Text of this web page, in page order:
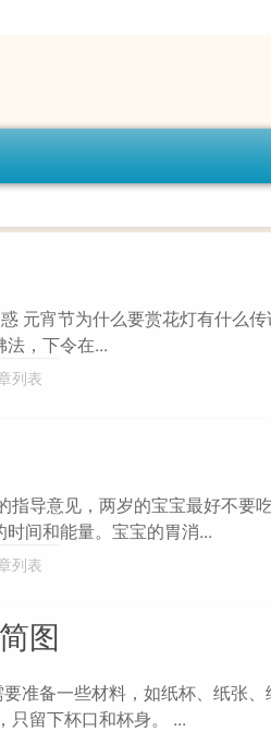
元宵节为什么要赏花灯有什么
，下令在...
列表
导意见，两岁的宝宝最好不要
间和能量。宝宝的胃消...
列表
图
准备一些材料，如纸杯、纸张
只留下杯口和杯身。 ...